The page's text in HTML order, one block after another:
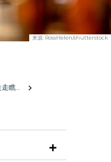
来源: RossHelen/shutterstock
走走瞧瞧